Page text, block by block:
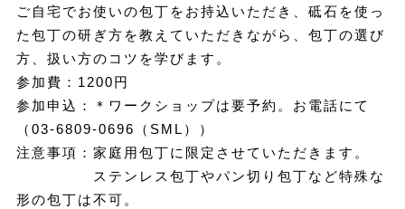
ご自宅でお使いの包丁をお持込いただき、砥石を使っ
た包丁の研ぎ方を教えていただきながら、包丁の選び
方、扱い方のコツを学びます。
参加費：1200円
参加申込：＊ワークショップは要予約。お電話にて
（03-6809-0696（SML））
注意事項：家庭用包丁に限定させていただきます。
ステンレス包丁やパン切り包丁など特殊な
形の包丁は不可。